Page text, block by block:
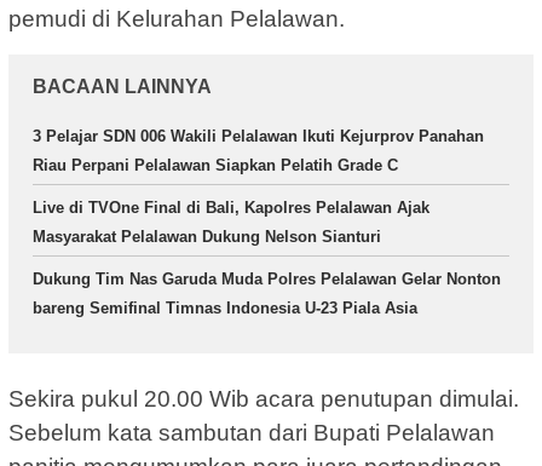
pemudi di Kelurahan Pelalawan.
BACAAN LAINNYA
3 Pelajar SDN 006 Wakili Pelalawan Ikuti Kejurprov Panahan
Riau Perpani Pelalawan Siapkan Pelatih Grade C
Live di TVOne Final di Bali, Kapolres Pelalawan Ajak
Masyarakat Pelalawan Dukung Nelson Sianturi
Dukung Tim Nas Garuda Muda Polres Pelalawan Gelar Nonton
bareng Semifinal Timnas Indonesia U-23 Piala Asia
Sekira pukul 20.00 Wib acara penutupan dimulai.
Sebelum kata sambutan dari Bupati Pelalawan